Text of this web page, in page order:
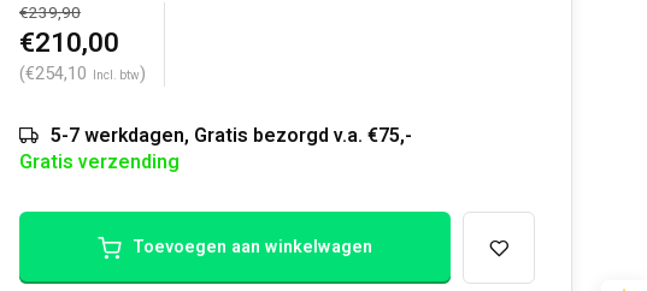
€239,90
€210,00
(€254,10 Incl. btw)
5-7 werkdagen, Gratis bezorgd v.a. €75,-
Gratis verzending
Toevoegen aan winkelwagen